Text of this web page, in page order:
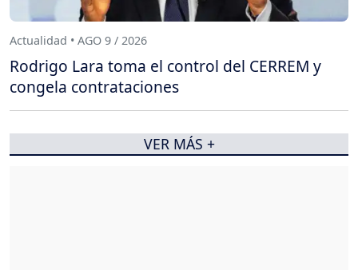
Actualidad • AGO 9 / 2026
Rodrigo Lara toma el control del CERREM y
congela contrataciones
VER MÁS +